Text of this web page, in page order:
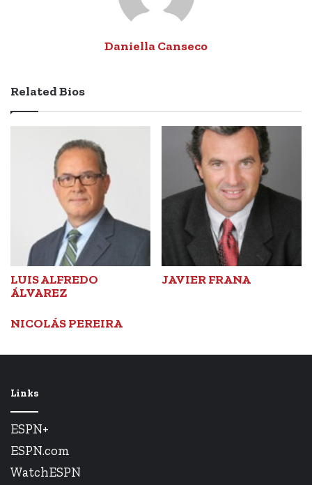
Daniella Canseco
Related Bios
LUIS ALFREDO
ÁLVAREZ
JAVIER FRANA
NICOLÁS PEREIRA
Links
ESPN+
ESPN.com
WatchESPN